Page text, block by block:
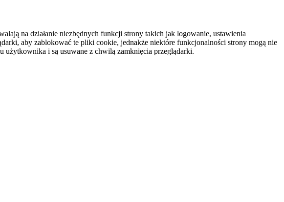
na działanie niezbędnych funkcji strony takich jak logowanie, ustawienia
aby zablokować te pliki cookie, jednakże niektóre funkcjonalności strony mogą nie
użytkownika i są usuwane z chwilą zamknięcia przeglądarki.